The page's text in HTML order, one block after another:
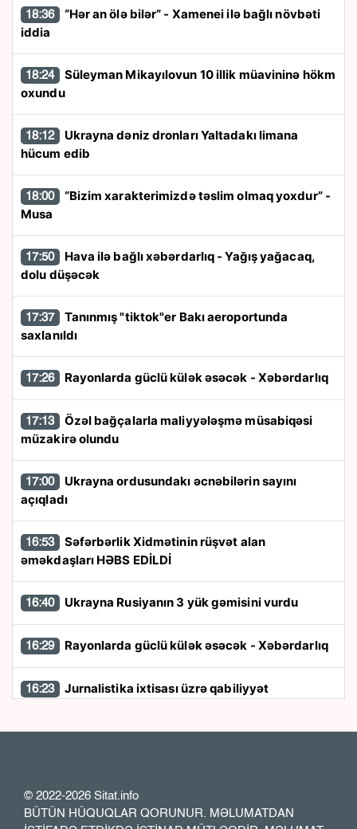
18:36
iddia
18:24
oxundu
18:12
hücum edib
18:00
Musa
17:50
dolu düşəcək
17:37
saxlanıldı
17:26 Rayonlarda güclü külək əsəcək - Xəbərdarlıq
17:13
müzakirə olundu
17:00
açıqladı
16:53
əməkdaşları HƏBS EDİLDİ
16:40 Ukrayna Rusiyanın 3 yük gəmisini vurdu
16:29 Rayonlarda güclü külək əsəcək - Xəbərdarlıq
16:23
15:50 Bakının mərkəzində yanğın: 6 nəfər
© 2022-2026 Sitat.info
BÜTÜN HÜQUQLAR QORUNUR. MƏLUMATDAN